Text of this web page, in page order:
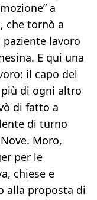
a
che tornò a
paziente lavoro
E qui una
il capo del
di ogni altro
di fatto a
di turno
Moro,
per le
chiese e
alla proposta di